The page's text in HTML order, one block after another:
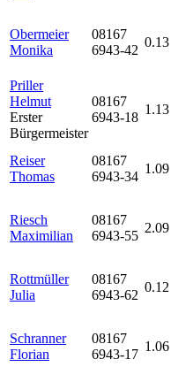
Obermeier
Monika
08167
6943-42
0.13
Priller
Helmut
Erster
Bürgermeister
08167
6943-18
1.13
Reiser
Thomas
08167
6943-34
1.09
Riesch
Maximilian
08167
6943-55
2.09
Rottmüller
Julia
08167
6943-62
0.12
Schranner
Florian
08167
6943-17
1.06